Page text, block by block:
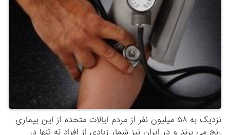
نزدیک به ۵۸ میلیون نفر از مردم ایالات متحده از این بیماری
رنج می ‌برند و در ایران نیز شمار زیادی از افراد نه تنها در